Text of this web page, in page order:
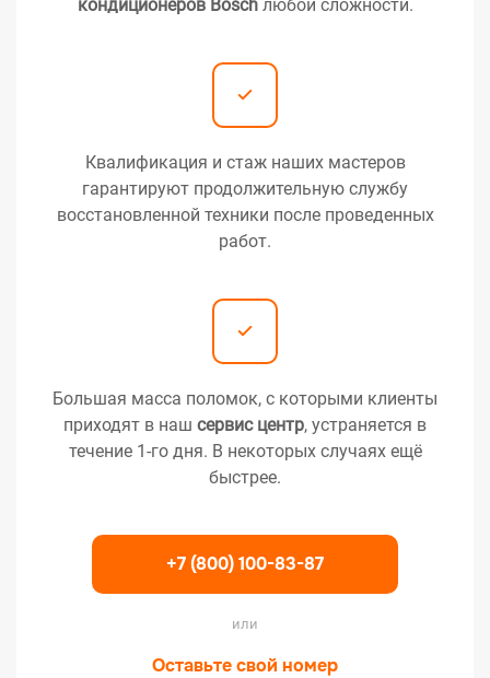
кондиционеров Boschлюбой сложности.
Квалификация и стаж наших мастеров
гарантируют продолжительную службу
восстановленной техники после проведенных
работ.
Большая масса поломок, с которыми клиенты
приходят в наш сервис центр, устраняется в
течение 1-го дня. В некоторых случаях ещё
быстрее.
+7 (800) 100-83-87
или
Оставьте свой номер